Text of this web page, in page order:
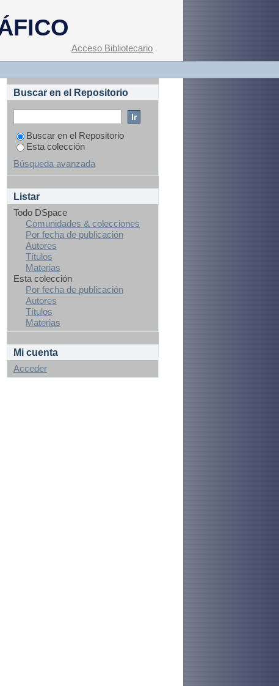
Acceso Bibliotecario
Buscar en el Repositorio
Buscar en el Repositorio
Esta colección
Búsqueda avanzada
Listar
Todo DSpace
Comunidades & colecciones
Por fecha de publicación
Autores
Títulos
Materias
Esta colección
Por fecha de publicación
Autores
Títulos
Materias
Mi cuenta
Acceder